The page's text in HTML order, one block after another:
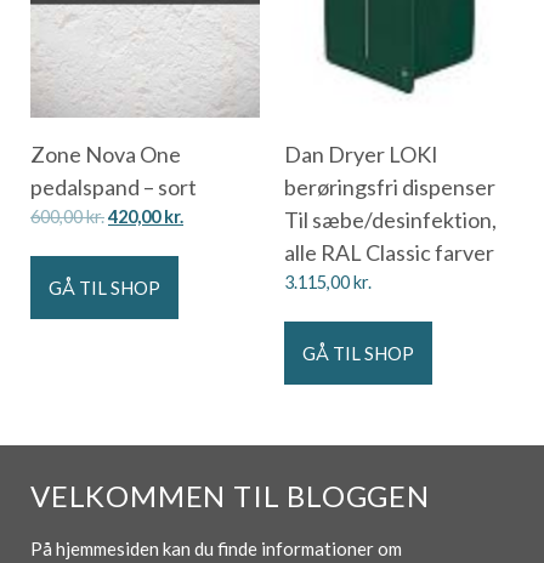
Zone Nova One
pedalspand – sort
600,00kr.420,00kr.
GÅ TIL SHOP
Dan Dryer LOKI
berøringsfri dispenser
Til sæbe/desinfektion,
alle RAL Classic farver
3.115,00kr.
GÅ TIL SHOP
VELKOMMEN TIL BLOGGEN
På hjemmesiden kan du finde informationer om